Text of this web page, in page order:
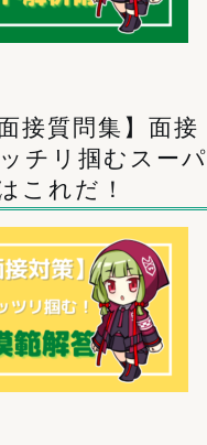
接質問集】面接
チリ掴むスーパ
これだ！